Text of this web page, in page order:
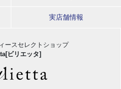
実店舗情報
ースセレクトショップ
ビリエッタ]